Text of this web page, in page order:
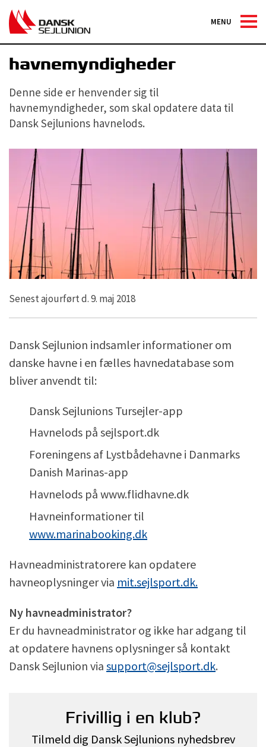
MENU
Information til
havnemyndigheder
Denne side er henvender sig til
havnemyndigheder, som skal opdatere data til
Dansk Sejlunions havnelods.
Senest ajourført d. 9. maj 2018
Dansk Sejlunion indsamler informationer om
danske havne i en fælles havnedatabase som
bliver anvendt til:
Dansk Sejlunions Tursejler-app
Havnelods på sejlsport.dk
Foreningens af Lystbådehavne i Danmarks
Danish Marinas-app
Havnelods på www.flidhavne.dk
Havneinformationer til
www.marinabooking.dk
Havneadministratorere kan opdatere
havneoplysninger via mit.sejlsport.dk.
Ny havneadministrator?
Er du havneadministrator og ikke har adgang til
at opdatere havnens oplysninger så kontakt
Dansk Sejlunion via support@sejlsport.dk.
Frivillig i en klub?
Tilmeld dig Dansk Sejlunions nyhedsbrev